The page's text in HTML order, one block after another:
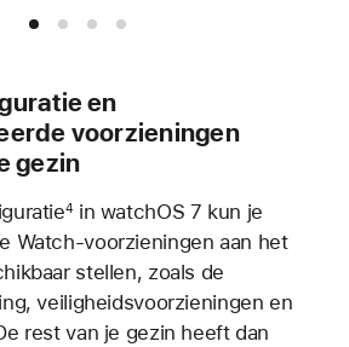
en
voorzieningen
gezin
4 in watchOS 7 kun je
Watch-voorzieningen aan het
stellen, zoals de
veiligheidsvoorzieningen en
rest van je gezin heeft dan